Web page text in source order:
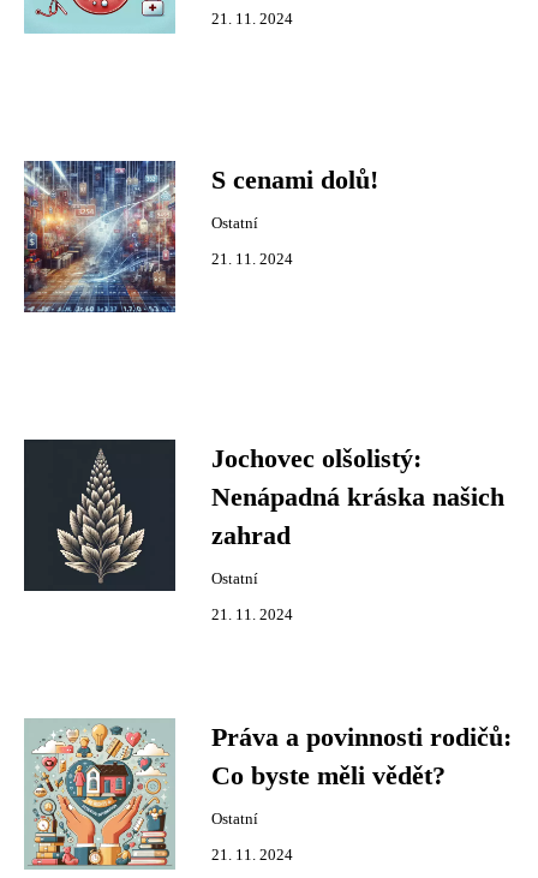
21. 11. 2024
S cenami dolů!
Ostatní
21. 11. 2024
Jochovec olšolistý:
Nenápadná kráska našich
zahrad
Ostatní
21. 11. 2024
Práva a povinnosti rodičů:
Co byste měli vědět?
Ostatní
21. 11. 2024